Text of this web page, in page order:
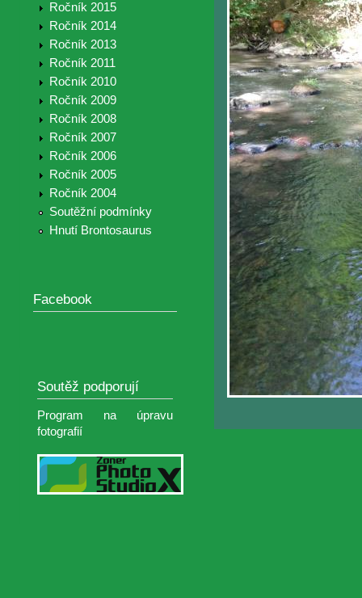
Ročník 2015
Ročník 2014
Ročník 2013
Ročník 2011
Ročník 2010
Ročník 2009
Ročník 2008
Ročník 2007
Ročník 2006
Ročník 2005
Ročník 2004
Soutěžní podmínky
Hnutí Brontosaurus
Facebook
Soutěž podporují
Program na úpravu
fotografií